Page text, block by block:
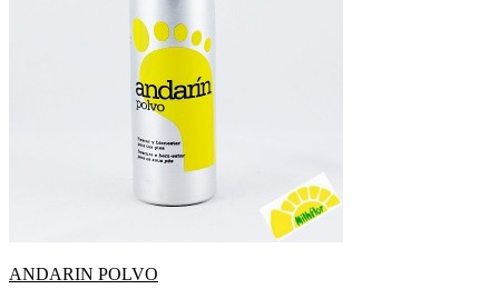
ANDARIN POLVO